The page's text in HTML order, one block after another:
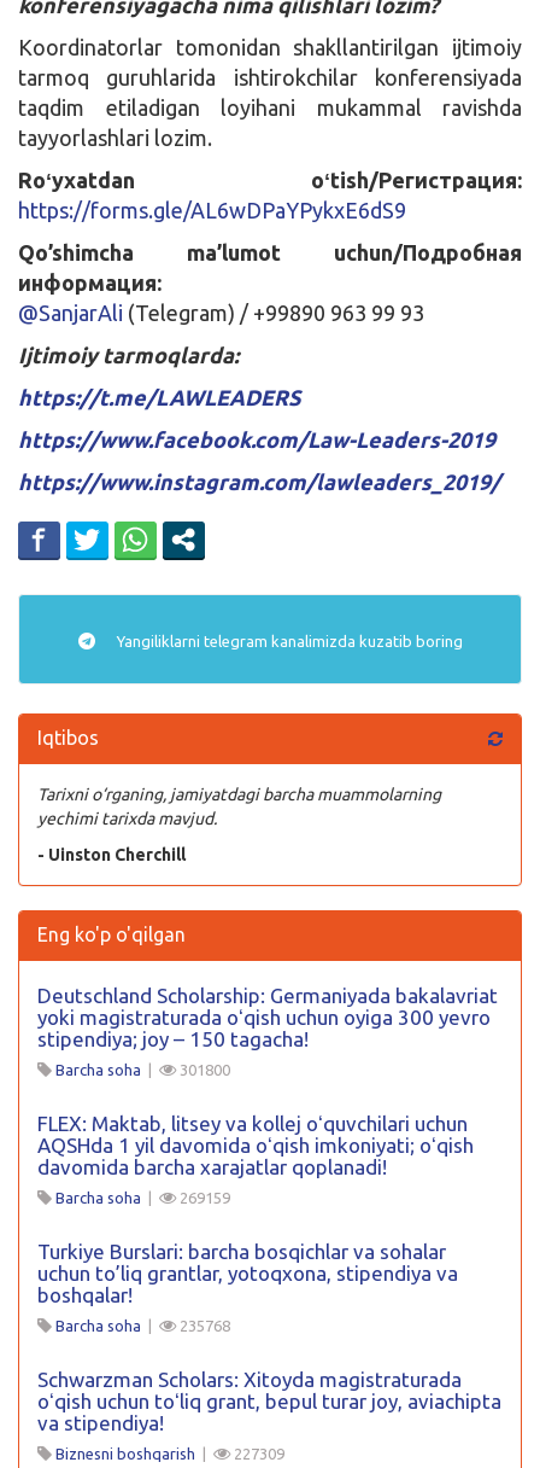
Koordinatorlar tomonidan shakllantirilgan ijtimoiy
tarmoq guruhlarida ishtirokchilar konferensiyada
taqdim etiladigan loyihani mukammal ravishda
tayyorlashlari lozim.
Roʻyxatdan oʻtish/Регистрация:
https://forms.gle/AL6wDPaYPykxE6dS9
Qo’shimcha ma’lumot uchun/Подробная
информация:
@SanjarAli (Telegram) / +99890 963 99 93
Ijtimoiy tarmoqlarda:
https://t.me/LAWLEADERS
https://www.facebook.com/Law-Leaders-2019
https://www.instagram.com/lawleaders_2019/
Yangiliklarni telegram kanalimizda kuzatib boring
Iqtibos
Tarixni o‘rganing, jamiyatdagi barcha muammolarning
yechimi tarixda mavjud.
- Uinston Cherchill
Eng ko'p o'qilgan
Deutschland Scholarship: Germaniyada bakalavriat
yoki magistraturada oʻqish uchun oyiga 300 yevro
stipendiya; joy – 150 tagacha!
Barcha soha | 301800
FLEX: Maktab, litsey va kollej oʻquvchilari uchun
AQSHda 1 yil davomida oʻqish imkoniyati; oʻqish
davomida barcha xarajatlar qoplanadi!
Barcha soha | 269159
Turkiye Burslari: barcha bosqichlar va sohalar
uchun to’liq grantlar, yotoqxona, stipendiya va
boshqalar!
Barcha soha | 235768
Schwarzman Scholars: Xitoyda magistraturada
oʻqish uchun toʻliq grant, bepul turar joy, aviachipta
va stipendiya!
Biznesni boshqarish | 227309